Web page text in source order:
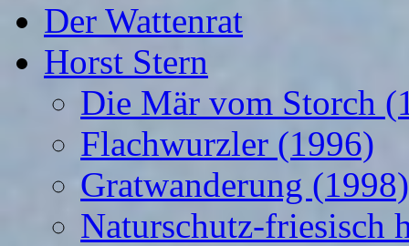
Der Wattenrat
Horst Stern
Die Mär vom Storch
Flachwurzler (1996)
Gratwanderung (1998)
Naturschutz-friesisch